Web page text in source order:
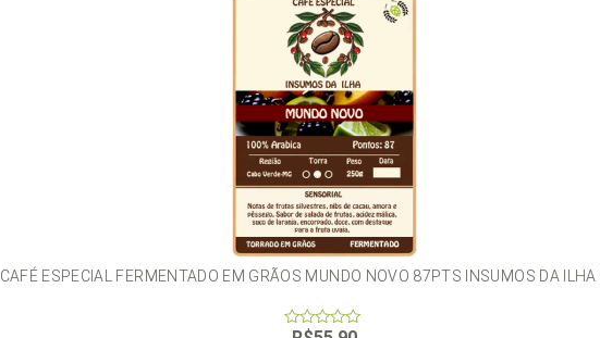
CAFÉ ESPECIAL FERMENTADO EM GRÃOS MUNDO NOVO 87PTS INSUMOS DA